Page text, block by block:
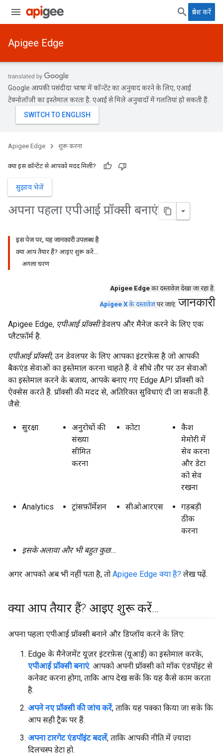
प्रवेश करें
Apigee Edge
Google आपकी पसंदीदा भाषा में कॉन्टेंट का अनुवाद करने के लिए, एआई
टेक्नोलॉजी का इस्तेमाल करता है. एआई से मिले अनुवादों में गलतियां हो सकती हैं.
Apigee Edge शुरू करना
क्या इस कॉन्टेंट से आपको मदद मिली?
सुझाव भेजें
अपना पहला एपीआई प्रॉक्सी बनाएं
इस पेज पर, यह जानकारी उपलब्ध है
क्या आप तैयार हैं? आइए शुरू करें...
अगला चरण
Apigee Edge का दस्तावेज़ देखा जा रहा है.
Apigee X के दस्तावेज़पर जाएं. जानकारी
Apigee Edge, एपीआई प्रॉक्सीडेवलप और मैनेज करने के लिए एक
प्लैटफ़ॉर्म है.
एपीआई प्रॉक्सी, उन डेवलपर के लिए आपका इंटरफ़ेस है जो आपकी
बैकएंड सेवाओं का इस्तेमाल करना चाहते हैं. वे सीधे तौर पर उन सेवाओं
का इस्तेमाल करने के बजाय, आपके बनाए गए Edge API प्रॉक्सी को
ऐक्सेस करते हैं. प्रॉक्सी की मदद से, अतिरिक्त सुविधाएं दी जा सकती हैं.
जैसे:
सुरक्षा
अनुरोधों की
संख्या
सीमित
करना
कोटा
कैश
मेमोरी में
सेव करना
और डेटा
को सेव
रखना
Analytics ट्रांसफ़ॉर्मेशन सीओआरएस
गड़बड़ी
ठीक
करना
इसके अलावा और भी बहुत कुछ...
अगर आपको अब भी नहीं पता है, तो Apigee Edge क्या है? लेख पढ़ें.
क्या आप तैयार हैं? आइए शुरू करें...
अपना पहला एपीआई प्रॉक्सी बनाने और डिप्लॉय करने के लिए:
Edge के मैनेजमेंट यूज़र इंटरफ़ेस (यूआई) का इस्तेमाल करके,
एपीआई प्रॉक्सी बनाएं. आपको अपनी प्रॉक्सी को मॉक एंडपॉइंट से
कनेक्ट करना होगा, ताकि आप देख सकें कि यह कैसे काम करता
है.
अपने नए प्रॉक्सी की जांच करें, ताकि यह पक्का किया जा सके कि
आप सही ट्रैक पर हैं.
अपना टारगेट एंडपॉइंट बदलें, ताकि आपकी नीति में ज़्यादा
दिलचस्प डेटा हो.